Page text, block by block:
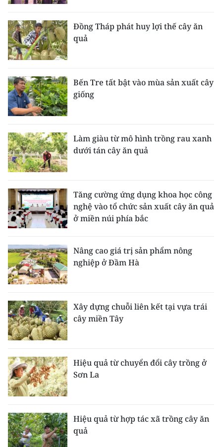
CHƯƠNG TRÌNH OCOP - MỖI XÃ
MỘT SẢN PHẨM
RADIO
MEDIA CENTER
E-Magazine
Video
Media Chính trị
Media Kinh tế
Media Xã hội
Media Pháp luật
Media Du lịch
Media Thế giới
Media Giáo dục
Media Y tế
Media Khoa học - Công nghệ
Media Môi trường
Infographic
Đồng Tháp phát huy lợi thế cây ăn
quả
Bến Tre tất bật vào mùa sản xuất cây
giống
Làm giàu từ mô hình trồng rau xanh
dưới tán cây ăn quả
Tăng cường ứng dụng khoa học công
nghệ vào tổ chức sản xuất cây ăn quả
ở miền núi phía bắc
Nâng cao giá trị sản phẩm nông
nghiệp ở Đầm Hà
Xây dựng chuỗi liên kết tại vựa trái
cây miền Tây
Hiệu quả từ chuyển đổi cây trồng ở
Sơn La
Hiệu quả từ hợp tác xã trồng cây ăn
quả